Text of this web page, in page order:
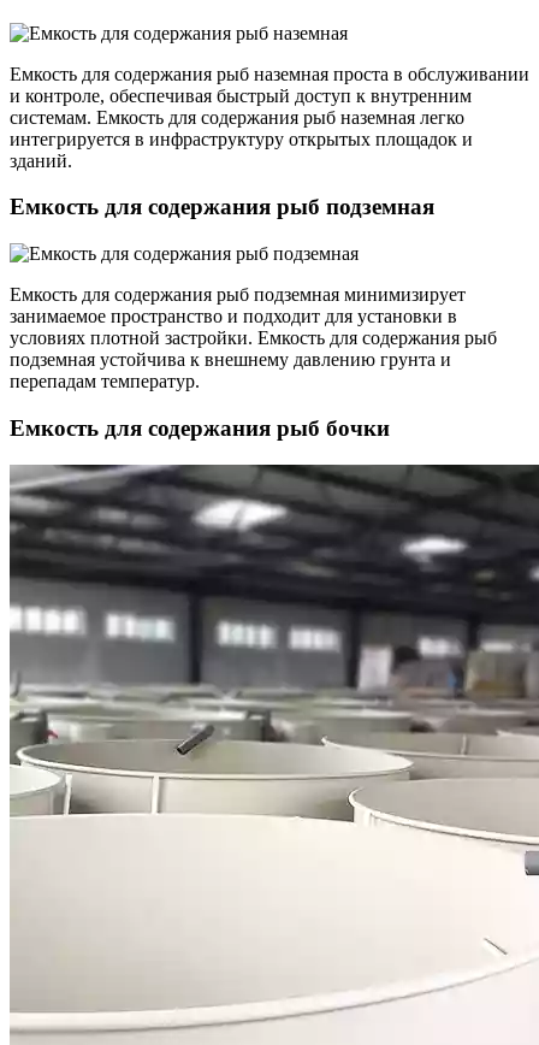
Емкость для содержания рыб наземная проста в обслуживании
и контроле, обеспечивая быстрый доступ к внутренним
системам. Емкость для содержания рыб наземная легко
интегрируется в инфраструктуру открытых площадок и
зданий.
Емкость для содержания рыб подземная
Емкость для содержания рыб подземная минимизирует
занимаемое пространство и подходит для установки в
условиях плотной застройки. Емкость для содержания рыб
подземная устойчива к внешнему давлению грунта и
перепадам температур.
Емкость для содержания рыб бочки